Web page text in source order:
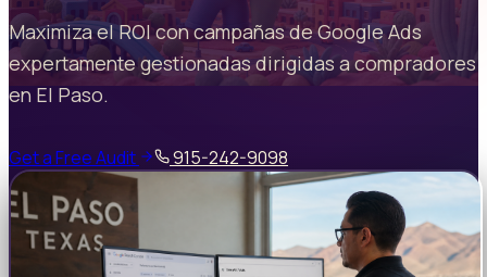
Maximiza el ROI con campañas de Google Ads
expertamente gestionadas dirigidas a compradores
en El Paso.
Get a Free Audit 915-242-9098